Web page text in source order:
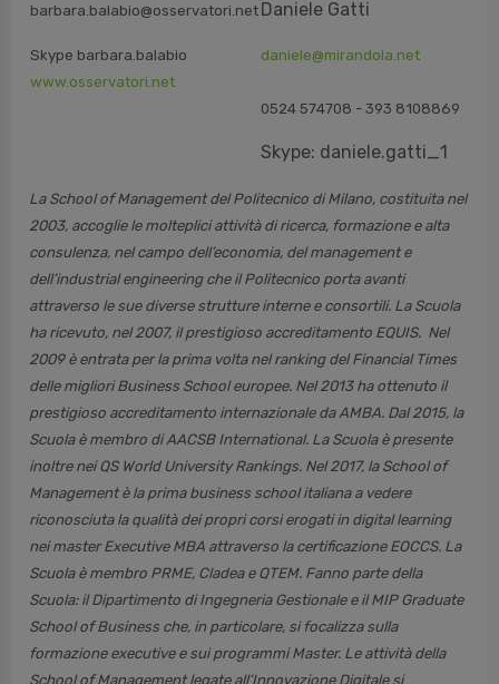
barbara.balabio@osservatori.net
Skype barbara.balabio
www.osservatori.net
daniele@mirandola.net
0524 574708 - 393 8108869
Skype: daniele.gatti_1
La School of Management del Politecnico di Milano, costituita nel
2003, accoglie le molteplici attività di ricerca, formazione e alta
consulenza, nel campo dell’economia, del management e
dell’industrial engineering che il Politecnico porta avanti
attraverso le sue diverse strutture interne e consortili. La Scuola
ha ricevuto, nel 2007, il prestigioso accreditamento EQUIS. Nel
2009 è entrata per la prima volta nel ranking del Financial Times
delle migliori Business School europee. Nel 2013 ha ottenuto il
prestigioso accreditamento internazionale da AMBA. Dal 2015, la
Scuola è membro di AACSB International. La Scuola è presente
inoltre nei QS World University Rankings. Nel 2017, la School of
Management è la prima business school italiana a vedere
riconosciuta la qualità dei propri corsi erogati in digital learning
nei master Executive MBA attraverso la certificazione EOCCS. La
Scuola è membro PRME, Cladea e QTEM. Fanno parte della
Scuola: il Dipartimento di Ingegneria Gestionale e il MIP Graduate
School of Business che, in particolare, si focalizza sulla
formazione executive e sui programmi Master. Le attività della
School of Management legate all’Innovazione Digitale si